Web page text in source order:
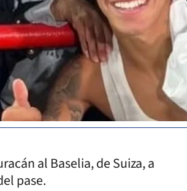
al Baselia, de Suiza, a
pase.